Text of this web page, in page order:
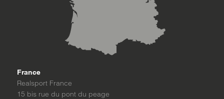
France
Realsport France
15 bis rue du pont du peage